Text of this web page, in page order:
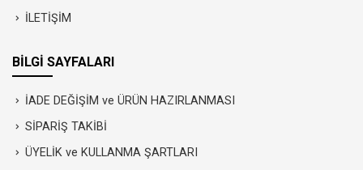
İLETİŞİM
BİLGİ SAYFALARI
İADE DEĞİŞİM ve ÜRÜN HAZIRLANMASI
SİPARİŞ TAKİBİ
ÜYELİK ve KULLANMA ŞARTLARI